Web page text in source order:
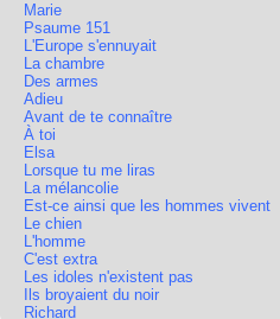
Marie
Psaume 151
L'Europe s'ennuyait
La chambre
Des armes
Adieu
Avant de te connaître
À toi
Elsa
Lorsque tu me liras
La mélancolie
Est-ce ainsi que les hommes vivent
Le chien
L'homme
C'est extra
Les idoles n'existent pas
Ils broyaient du noir
Richard